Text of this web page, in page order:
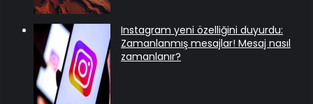
Instagram yeni özelliğini duyurdu:
Zamanlanmış mesajlar! Mesaj nasıl
zamanlanır?